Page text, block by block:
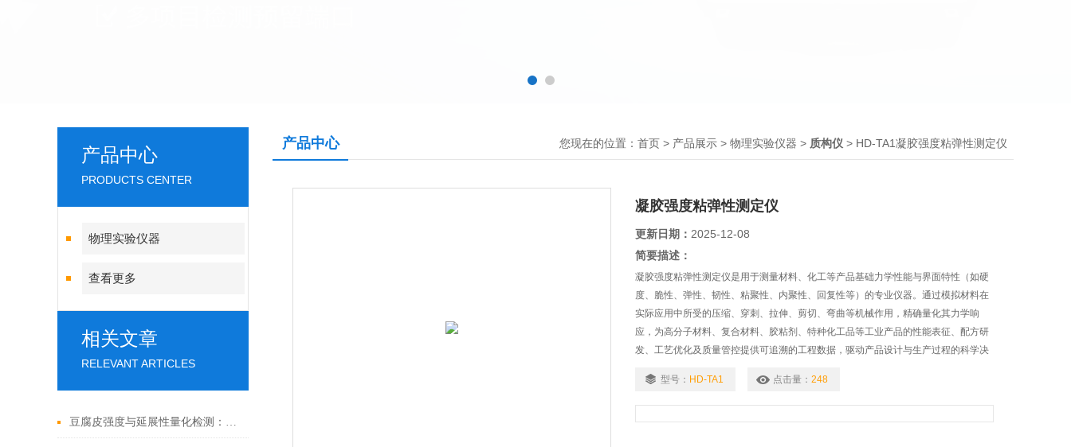
产品中心
PRODUCTS CENTER
物理实验仪器
查看更多
相关文章
RELEVANT ARTICLES
豆腐皮强度与延展性量化检测：霍尔德电子质构仪实操演示
产品中心 您现在的位置： 首页 > 产品展示 > 物理实验仪器 > 质构仪 > HD-TA1凝胶强度粘弹性测定仪
凝胶强度粘弹性测定仪
更新日期： 2025-12-08
简要描述：
凝胶强度粘弹性测定仪是用于测量材料、化工等产品基础力学性能与界面特性（如硬
度、脆性、弹性、韧性、粘聚性、内聚性、回复性等）的专业仪器。通过模拟材料在
实际应用中所受的压缩、穿刺、拉伸、剪切、弯曲等机械作用，精确量化其力学响
应，为高分子材料、复合材料、胶粘剂、特种化工品等工业产品的性能表征、配方研
发、工艺优化及质量管控提供可追溯的工程数据，驱动产品设计与生产过程的科学决
型号： HD-TA1 点击量： 248